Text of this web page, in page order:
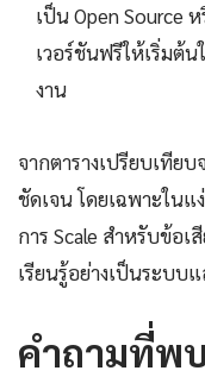
เป็น Open Source
เวอร์ชันฟรีให้เริ่มต้น
งาน
จากตารางเปรียบเทีย
ชัดเจน โดยเฉพาะใน
การ Scale สำหรับข้อ
เรียนรู้อย่างเป็นระบบ
คำถามที่พ